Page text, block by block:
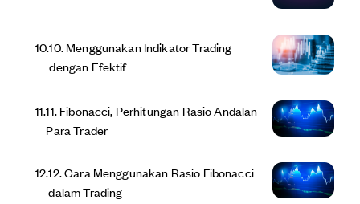
10.10. Menggunakan Indikator Trading
dengan Efektif
11.11. Fibonacci, Perhitungan Rasio Andalan
Para Trader
12.12. Cara Menggunakan Rasio Fibonacci
dalam Trading